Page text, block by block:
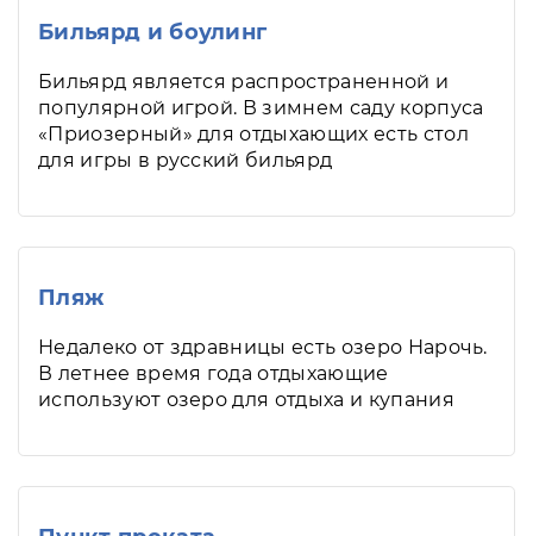
Бильярд и боулинг
Бильярд является распространенной и
популярной игрой. В зимнем саду корпуса
«Приозерный» для отдыхающих есть стол
для игры в русский бильярд
Пляж
Недалеко от здравницы есть озеро Нарочь.
В летнее время года отдыхающие
используют озеро для отдыха и купания